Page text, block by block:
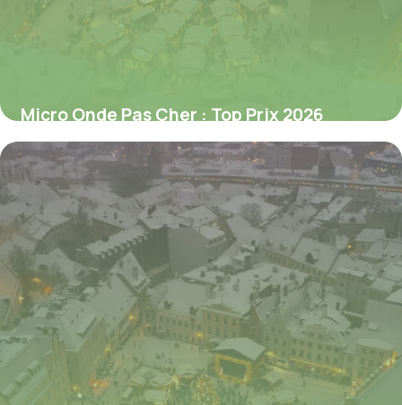
Micro Onde Pas Cher : Top Prix 2026
3 juillet 2026